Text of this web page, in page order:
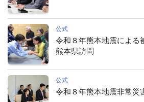
公式
令和８年熊本地震による
熊本県訪問
公式
令和８年熊本地震非常災